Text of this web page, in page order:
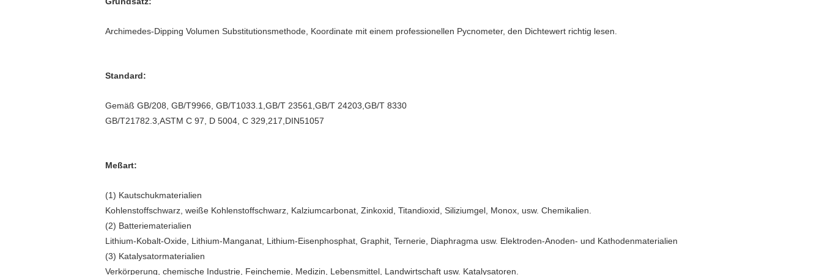
Archimedes-Dipping Volumen Substitutionsmethode, Koordinate mit einem professionellen Pycnometer, den Dichtewert richtig lesen.
Standard:
Gemäß GB/208, GB/T9966, GB/T1033.1,GB/T 23561,GB/T 24203,GB/T 8330
GB/T21782.3,ASTM C 97, D 5004, C 329,217,DIN51057
Meßart:
(1) Kautschukmaterialien
Kohlenstoffschwarz, weiße Kohlenstoffschwarz, Kalziumcarbonat, Zinkoxid, Titandioxid, Siliziumgel, Monox, usw. Chemikalien.
(2) Batteriematerialien
Lithium-Kobalt-Oxide, Lithium-Manganat, Lithium-Eisenphosphat, Graphit, Ternerie, Diaphragma usw. Elektroden-Anoden- und Kathodenmaterialien
(3) Katalysatormaterialien
Verkörperung, chemische Industrie, Feinchemie, Medizin, Lebensmittel, Landwirtschaft usw. Katalysatoren.